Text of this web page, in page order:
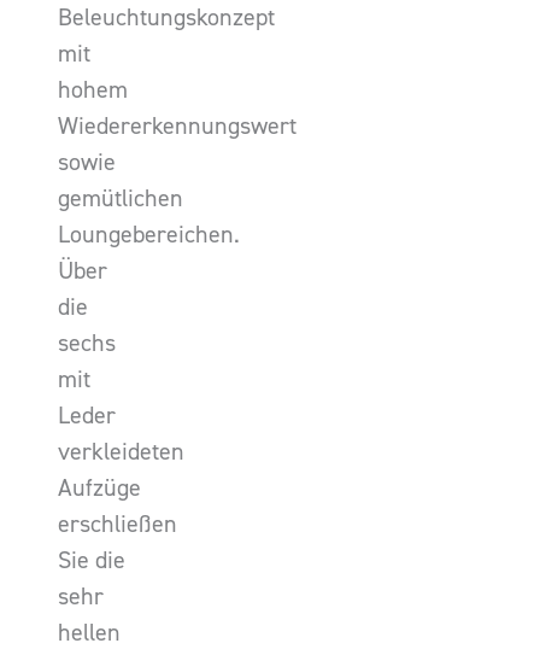
Beleuchtungskonzept
mit
hohem
Wiedererkennungswert
sowie
gemütlichen
Loungebereichen.
Über
die
sechs
mit
Leder
verkleideten
Aufzüge
erschließen
Sie die
sehr
hellen